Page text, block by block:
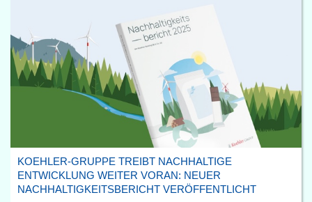
KOEHLER-GRUPPE TREIBT NACHHALTIGE
ENTWICKLUNG WEITER VORAN: NEUER
NACHHALTIGKEITSBERICHT VERÖFFENTLICHT